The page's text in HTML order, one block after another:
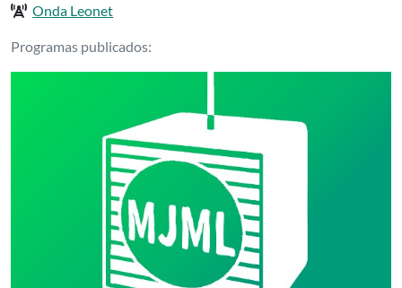
Radio del centro:
Onda Leonet
Podcasts delIES MAESTRO JUAN
Programas publicados: